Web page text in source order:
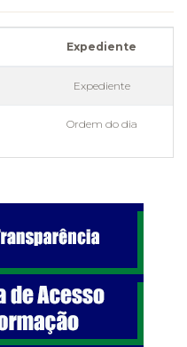
Expediente
Expediente
Ordem do dia